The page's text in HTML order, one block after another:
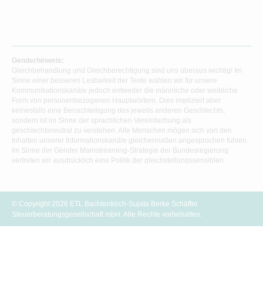
Genderhinweis:
Gleichbehandlung und Gleichberechtigung sind uns überaus wichtig! Im
Sinne einer besseren Lesbarkeit der Texte wählen wir für unsere
Kommunikationskanäle jedoch entweder die männliche oder weibliche
Form von personenbezogenen Hauptwörtern. Dies impliziert aber
keinesfalls eine Benachteiligung des jeweils anderen Geschlechts,
sondern ist im Sinne der sprachlichen Vereinfachung als
geschlechtsneutral zu verstehen. Alle Menschen mögen sich von den
Inhalten unserer Informationskanäle gleichermaßen angesprochen fühlen.
Im Sinne der Gender Mainstreaming-Strategie der Bundesregierung
vertreten wir ausdrücklich eine Politik der gleichstellungssensiblen
© Copyright 2026 ETL Bachtenkirch-Sujata Berke Schäffer
Steuerberatungsgesellschaft mbH. Alle Rechte vorbehalten.